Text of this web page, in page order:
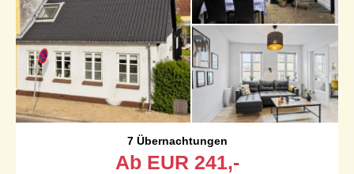
7 Übernachtungen
Ab EUR 241,-